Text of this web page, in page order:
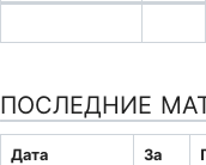
ПОСЛЕДНИЕ
Дата За